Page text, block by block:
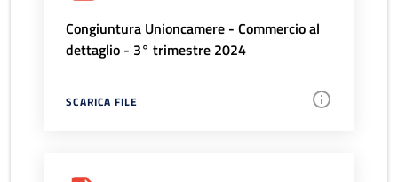
Congiuntura Unioncamere - Commercio al
dettaglio - 3° trimestre 2024
SCARICA FILE